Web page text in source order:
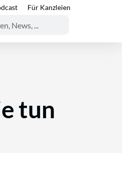
Für Kanzleien
tun